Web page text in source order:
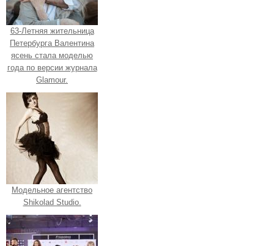
63-Летняя жительница
Петербурга Валентина
ясень стала моделью
года по версии журнала
Glamour.
Модельное агентство
Shikolad Studio.